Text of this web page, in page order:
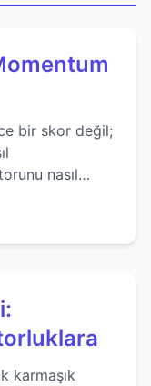
bir skor değil;
karmaşık